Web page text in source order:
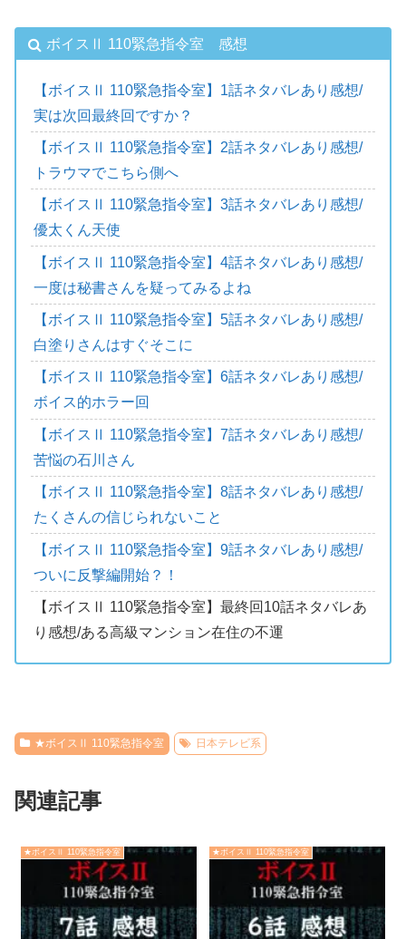
ボイスⅡ 110緊急指令室 感想
【ボイスⅡ 110緊急指令室】1話ネタバレあり感想/
実は次回最終回ですか？
【ボイスⅡ 110緊急指令室】2話ネタバレあり感想/
トラウマでこちら側へ
【ボイスⅡ 110緊急指令室】3話ネタバレあり感想/
優太くん天使
【ボイスⅡ 110緊急指令室】4話ネタバレあり感想/
一度は秘書さんを疑ってみるよね
【ボイスⅡ 110緊急指令室】5話ネタバレあり感想/
白塗りさんはすぐそこに
【ボイスⅡ 110緊急指令室】6話ネタバレあり感想/
ボイス的ホラー回
【ボイスⅡ 110緊急指令室】7話ネタバレあり感想/
苦悩の石川さん
【ボイスⅡ 110緊急指令室】8話ネタバレあり感想/
たくさんの信じられないこと
【ボイスⅡ 110緊急指令室】9話ネタバレあり感想/
ついに反撃編開始？！
【ボイスⅡ 110緊急指令室】最終回10話ネタバレあ
り感想/ある高級マンション在住の不運
★ボイスⅡ 110緊急指令室 日本テレビ系
関連記事
★ボイスⅡ 110緊急指令室 ★ボイスⅡ 110緊急指令室